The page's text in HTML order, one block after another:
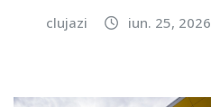
clujazi iun. 25, 2026